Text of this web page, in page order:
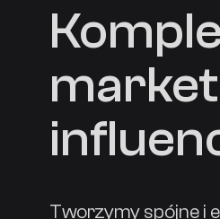
Tworzymy spójne i